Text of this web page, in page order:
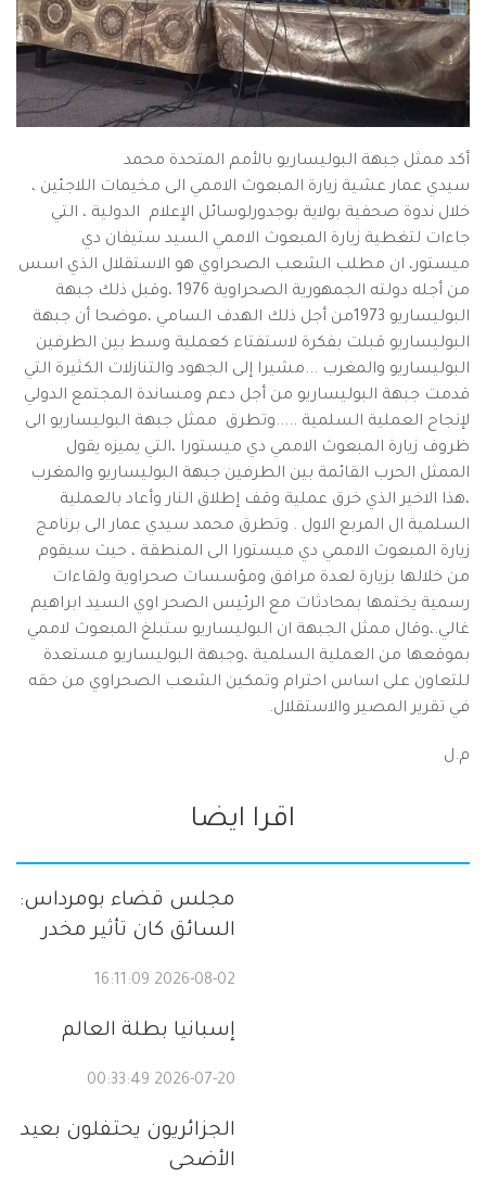
أكد ممثل جبهة البوليساريو بالأمم المتحدة محمد
سيدي عمار عشية زيارة المبعوث الاممي الى مخيمات اللاجئين ،
خلال ندوة صحفية بولاية بوجدورلوسائل الإعلام الدولية ، التي
جاءات لتغطية زيارة المبعوث الاممي السيد ستيفان دي
ميستور، ان مطلب الشعب الصحراوي هو الاستقلال الذي اسس
من أجله دولته الجمهورية الصحراوية 1976 ،وقبل ذلك جبهة
البوليساريو 1973من أجل ذلك الهدف السامي ،موضحا أن جبهة
البوليساريو قبلت بفكرة لاستفتاء كعملية وسط بين الطرفين
البوليساريو والمغرب ...مشيرا إلى الجهود والتنازلات الكثيرة التي
قدمت جبهة البوليساريو من أجل دعم ومساندة المجتمع الدولي
لإنجاح العملية السلمية .....وتطرق ممثل جبهة البوليساريو الى
ظروف زيارة المبعوث الاممي دي ميستورا ،التي يميزه يقول
الممثل الحرب القائمة بين الطرفين جبهة البوليساريو والمغرب
،هذا الاخير الذي خرق عملية وقف إطلاق النار وأعاد بالعملية
السلمية ال المربع الاول . وتطرق محمد سيدي عمار الى برنامج
زيارة المبعوث الاممي دي ميستورا الى المنطقة ، حيث سيقوم
من خلالها بزيارة لعدة مرافق ومؤسسات صحراوية ولقاءات
رسمية يختمها بمحادثات مع الرئيس الصحر اوي السيد ابراهيم
غالي.،وقال ممثل الجبهة ان البوليساريو ستبلغ المبعوث لاممي
بموقعها من العملية السلمية ،وجبهة البوليساريو مستعدة
للتعاون على اساس احترام وتمكين الشعب الصحراوي من حقه
في تقرير المصير والاستقلال.
م.ل
اقرا ايضا
مجلس قضاء بومرداس:
السائق كان تأثير مخدر
2026-08-02 16:11:09
إسبانيا بطلة العالم
2026-07-20 00:33:49
الجزائريون يحتفلون بعيد
الأضحى